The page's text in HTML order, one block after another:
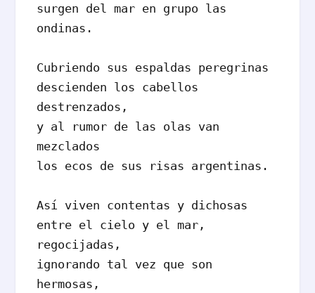
surgen del mar en grupo las
ondinas.
Cubriendo sus espaldas peregrinas
descienden los cabellos
destrenzados,
y al rumor de las olas van
mezclados
los ecos de sus risas argentinas.
Así viven contentas y dichosas
entre el cielo y el mar,
regocijadas,
ignorando tal vez que son
hermosas,